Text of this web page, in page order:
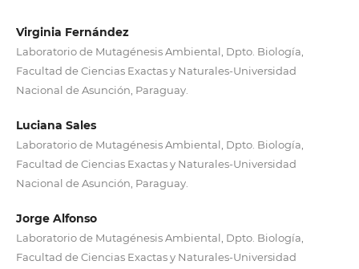
Virginia Fernández
Laboratorio de Mutagénesis Ambiental, Dpto. Biología,
Facultad de Ciencias Exactas y Naturales-Universidad
Nacional de Asunción, Paraguay.
Luciana Sales
Laboratorio de Mutagénesis Ambiental, Dpto. Biología,
Facultad de Ciencias Exactas y Naturales-Universidad
Nacional de Asunción, Paraguay.
Jorge Alfonso
Laboratorio de Mutagénesis Ambiental, Dpto. Biología,
Facultad de Ciencias Exactas y Naturales-Universidad